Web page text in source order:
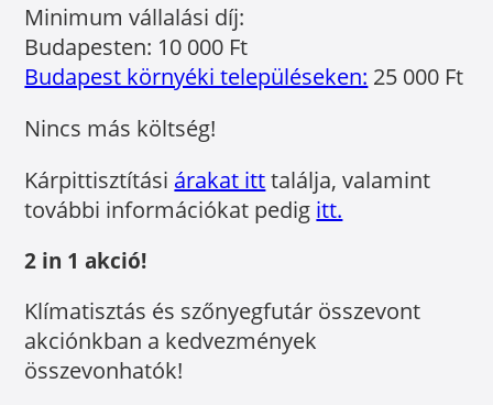
Minimum vállalási díj:
Budapesten: 10 000 Ft
Budapest környéki településeken: 25 000 Ft
Nincs más költség!
Kárpittisztítási árakat itttalálja, valamint
további információkat pedig itt.
2 in 1 akció!
Klímatisztás és szőnyegfutár összevont
akciónkban a kedvezmények
összevonhatók!